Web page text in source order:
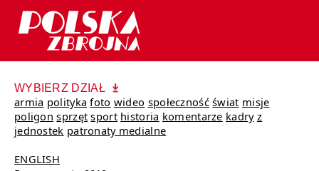
WYBIERZ DZIAŁ
armia polityka foto wideo społeczność świat misje
poligon sprzęt sport historia komentarze kadry z
jednostek patronaty medialne
ENGLISH